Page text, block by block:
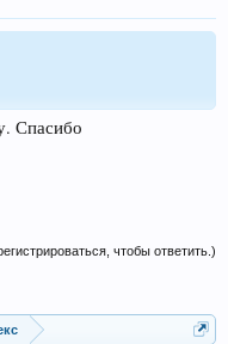
Спасибо
чтобы ответить.)